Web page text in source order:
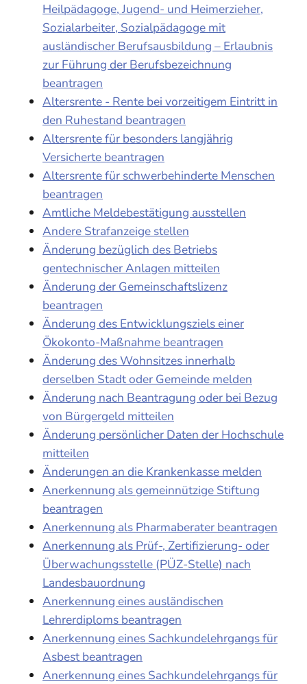
Heilpädagoge, Jugend- und Heimerzieher,
Sozialarbeiter, Sozialpädagoge mit
ausländischer Berufsausbildung – Erlaubnis
zur Führung der Berufsbezeichnung
beantragen
Altersrente - Rente bei vorzeitigem Eintritt in
den Ruhestand beantragen
Altersrente für besonders langjährig
Versicherte beantragen
Altersrente für schwerbehinderte Menschen
beantragen
Amtliche Meldebestätigung ausstellen
Andere Strafanzeige stellen
Änderung bezüglich des Betriebs
gentechnischer Anlagen mitteilen
Änderung der Gemeinschaftslizenz
beantragen
Änderung des Entwicklungsziels einer
Ökokonto-Maßnahme beantragen
Änderung des Wohnsitzes innerhalb
derselben Stadt oder Gemeinde melden
Änderung nach Beantragung oder bei Bezug
von Bürgergeld mitteilen
Änderung persönlicher Daten der Hochschule
mitteilen
Änderungen an die Krankenkasse melden
Anerkennung als gemeinnützige Stiftung
beantragen
Anerkennung als Pharmaberater beantragen
Anerkennung als Prüf-, Zertifizierung- oder
Überwachungsstelle (PÜZ-Stelle) nach
Landesbauordnung
Anerkennung eines ausländischen
Lehrerdiploms beantragen
Anerkennung eines Sachkundelehrgangs für
Asbest beantragen
Anerkennung eines Sachkundelehrgangs für